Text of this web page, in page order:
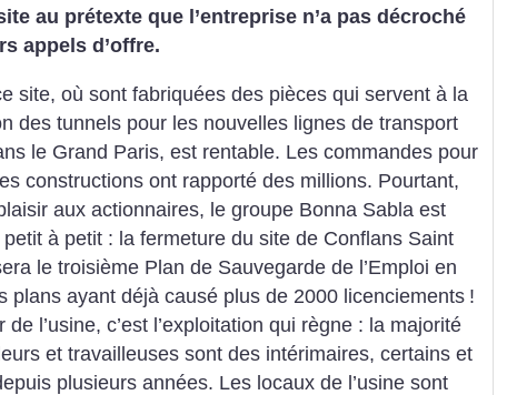
au prétexte que l’entreprise n’a pas décroché
appels d’offre.
site, où sont fabriquées des pièces qui servent à la
des tunnels pour les nouvelles lignes de transport
le Grand Paris, est rentable. Les commandes pour
constructions ont rapporté des millions. Pourtant,
aux actionnaires, le groupe Bonna Sabla est
à petit : la fermeture du site de Conflans Saint
le troisième Plan de Sauvegarde de l’Emploi en
plans ayant déjà causé plus de 2000 licenciements !
de l’usine, c’est l’exploitation qui règne : la majorité
et travailleuses sont des intérimaires, certains et
plusieurs années. Les locaux de l’usine sont